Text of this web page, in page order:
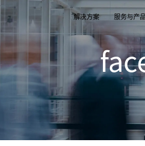
解决方案 服务与产
TikTok Shop
从商店创建，到策划广告投放和达
意和达人实现TikTok爆炸性增长
出海培训
TikTok Shop课程 | 独立站课程 |
达人营销
品牌介绍
飞书逸途，成长型跨境电商运营解
行业报告